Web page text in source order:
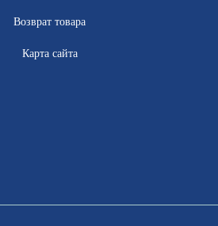
Возврат товара
Карта сайта